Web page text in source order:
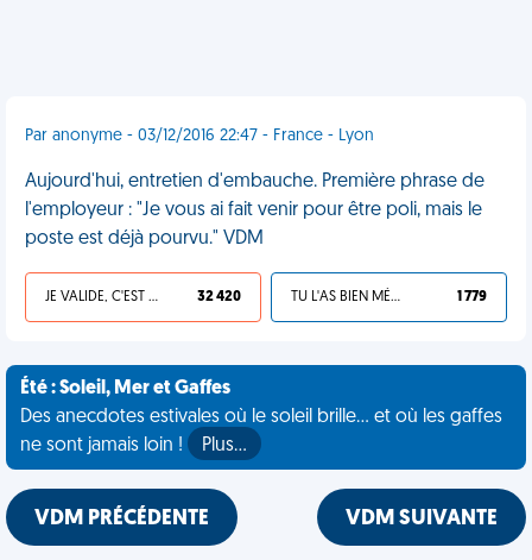
Par anonyme - 03/12/2016 22:47 - France - Lyon
Aujourd'hui, entretien d'embauche. Première phrase de
l'employeur : "Je vous ai fait venir pour être poli, mais le
poste est déjà pourvu." VDM
JE VALIDE, C'EST UNE VDM 32 420 TU L'AS BIEN MÉRITÉ 1 779
Été : Soleil, Mer et Gaffes
Des anecdotes estivales où le soleil brille... et où les gaffes
ne sont jamais loin !
Plus…
VDM PRÉCÉDENTE VDM SUIVANTE